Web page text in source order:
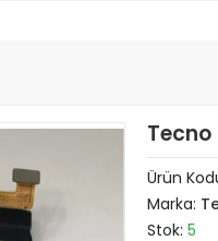
Ürün
Marka:
Stok: 5